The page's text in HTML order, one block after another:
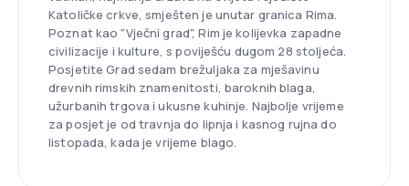
Katoličke crkve, smješten je unutar granica Rima.
Poznat kao "Vječni grad", Rim je kolijevka zapadne
civilizacije i kulture, s poviješću dugom 28 stoljeća.
Posjetite Grad sedam brežuljaka za mješavinu
drevnih rimskih znamenitosti, baroknih blaga,
užurbanih trgova i ukusne kuhinje. Najbolje vrijeme
za posjet je od travnja do lipnja i kasnog rujna do
listopada, kada je vrijeme blago.